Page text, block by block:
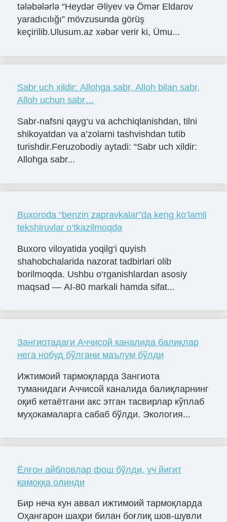
tələbələrlə “Heydər Əliyev və Ömər Eldarov
yaradıcılığı” mövzusunda görüş
keçirilib.Ulusum.az xəbər verir ki, Ümu...
Sabr uch xildir: Allohga sabr, Alloh bilan sabr,
Alloh uchun sabr…
Sabr-nafsni qayg‘u va achchiqlanishdan, tilni
shikoyatdan va a’zolarni tashvishdan tutib
turishdir.Feruzobodiy aytadi: “Sabr uch xildir:
Allohga sabr...
Buxoroda “benzin zapravkalar”da keng ko‘lamli
tekshiruvlar o‘tkazilmoqda
Buxoro viloyatida yoqilg‘i quyish
shahobchalarida nazorat tadbirlari olib
borilmoqda. Ushbu o‘rganishlardan asosiy
maqsad — AI-80 markali hamda sifat...
Зангиотадаги Аччисой каналида балиқлар
нега нобуд бўлгани маълум бўлди
Ижтимоий тармоқларда Зангиота
туманидаги Аччисой каналида балиқларнинг
оқиб кетаётгани акс этган тасвирлар кўплаб
муҳокамаларга сабаб бўлди. Экология...
Ёлғон айбловлар фош бўлди, уч йигит
қамоққа олинди
Бир неча кун аввал ижтимоий тармоқларда
Оҳангарон шаҳри билан боғлиқ шов-шувли